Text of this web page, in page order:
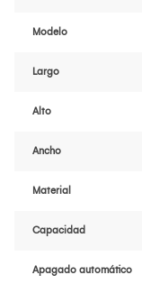
Modelo
Largo
Alto
Ancho
Material
Capacidad
Apagado automático